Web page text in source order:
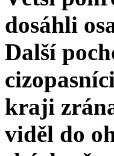
dosáhli
Další
kraji
viděl do